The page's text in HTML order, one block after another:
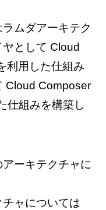
ムダアーキテク
として Cloud
利用した仕組み
Cloud Composer
仕組みを構築し
ーキテクチャに
ャについては